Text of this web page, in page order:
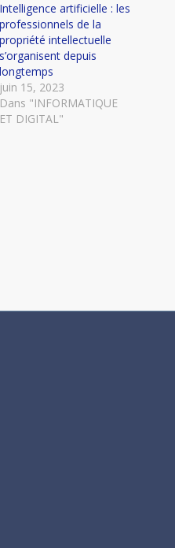
Intelligence artificielle : les
professionnels de la
propriété intellectuelle
s’organisent depuis
longtemps
juin 15, 2023
Dans "INFORMATIQUE
ET DIGITAL"